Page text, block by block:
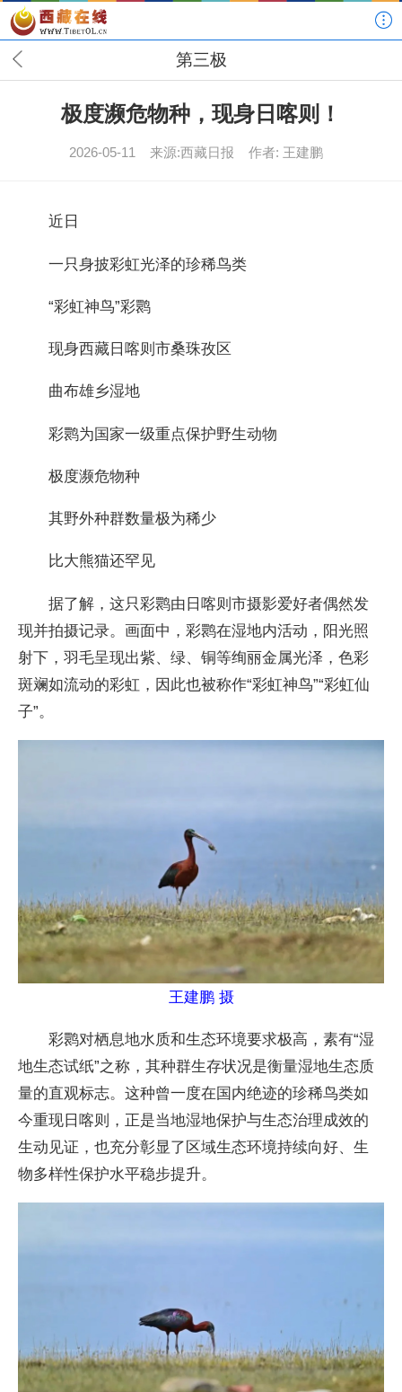
第三极
极度濒危物种，现身日喀则！
2026-05-11 来源:西藏日报 作者: 王建鹏
近日
一只身披彩虹光泽的珍稀鸟类
“彩虹神鸟”彩鹮
现身西藏日喀则市桑珠孜区
曲布雄乡湿地
彩鹮为国家一级重点保护野生动物
极度濒危物种
其野外种群数量极为稀少
比大熊猫还罕见
据了解，这只彩鹮由日喀则市摄影爱好者偶然发
现并拍摄记录。画面中，彩鹮在湿地内活动，阳光照
射下，羽毛呈现出紫、绿、铜等绚丽金属光泽，色彩
斑斓如流动的彩虹，因此也被称作“彩虹神鸟”“彩虹仙
子”。
王建鹏 摄
彩鹮对栖息地水质和生态环境要求极高，素有“湿
地生态试纸”之称，其种群生存状况是衡量湿地生态质
量的直观标志。这种曾一度在国内绝迹的珍稀鸟类如
今重现日喀则，正是当地湿地保护与生态治理成效的
生动见证，也充分彰显了区域生态环境持续向好、生
物多样性保护水平稳步提升。